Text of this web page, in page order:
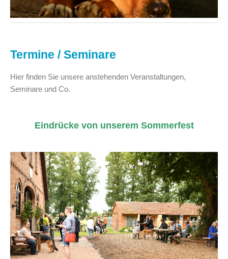
Termine / Seminare
Hier finden Sie unsere anstehenden Veranstaltungen,
Seminare und Co.
Eindrücke von unserem Sommerfest